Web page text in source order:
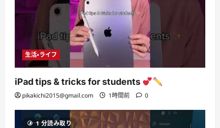
生活・ライフ
iPad tips & tricks for students
pikakichi2015@gmail.com 1時間前 0
1 分読み取り